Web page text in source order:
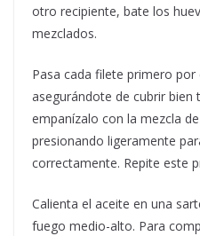
otro recipiente, bate los
mezclados.
Pasa cada filete primero
asegurándote de cubrir bien
empanízalo con la mezcla
presionando ligeramente
correctamente. Repite este
Calienta el aceite en una
fuego medio-alto. Para